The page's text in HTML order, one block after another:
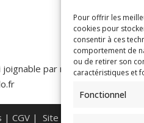
Pour offrir les
cookies pour
consentir à ces
comportement de
ou de retirer son
caractéristiques et
Fonctionnel
par mail:
| CGV | Site by